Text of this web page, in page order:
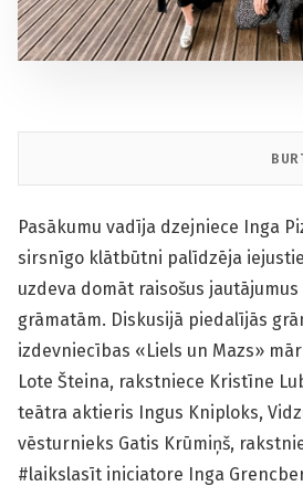
Pasākumu vadīja dzejniece Inga
sirsnīgo klātbūtni palīdzēja
uzdeva domāt raisošus
grāmatām. Diskusijā piedalījās
izdevniecības «Liels un Mazs»
Lote Šteina, rakstniece Kristīne
teātra aktieris Ingus Kniploks,
vēsturnieks Gatis Krūmiņš,
#laikslasīt iniciatore Inga